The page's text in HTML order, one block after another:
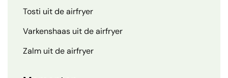
Tosti uit de airfryer
Varkenshaas uit de airfryer
Zalm uit de airfryer